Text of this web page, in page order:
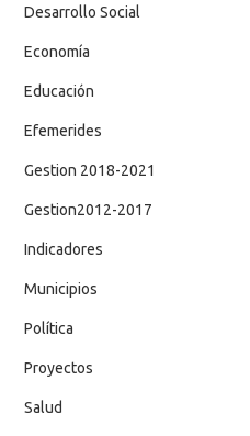
Desarrollo Social
Economía
Educación
Efemerides
Gestion 2018-2021
Gestion2012-2017
Indicadores
Municipios
Política
Proyectos
Salud